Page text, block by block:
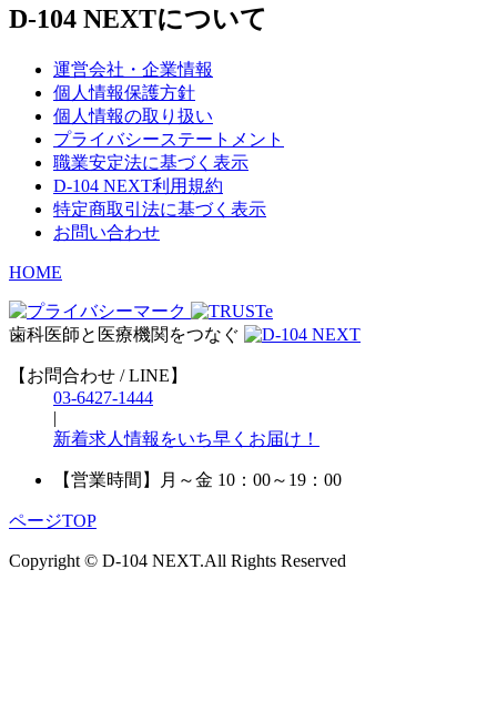
D-104 NEXTについて
運営会社・企業情報
個人情報保護方針
個人情報の取り扱い
プライバシーステートメント
職業安定法に基づく表示
D-104 NEXT利用規約
特定商取引法に基づく表示
お問い合わせ
HOME
歯科医師と医療機関をつなぐ
【お問合わせ / LINE】
03-6427-1444
|
新着求人情報をいち早くお届け！
【営業時間】 月～金 10：00～19：00
ページTOP
Copyright © D-104 NEXT.All Rights Reserved